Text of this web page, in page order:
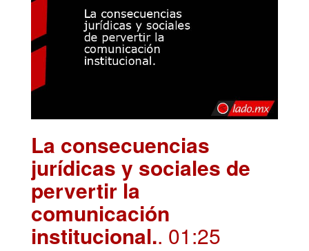
La consecuencias
jurídicas y sociales de
pervertir la
comunicación
institucional.. 01:25